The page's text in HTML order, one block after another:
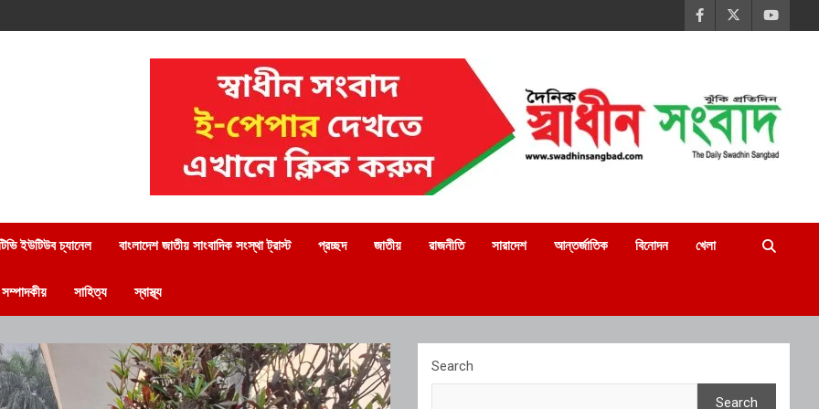
ইউটিউব চ্যানেল বাংলাদেশ জাতীয় সাংবাদিক সংস্থা ট্রাস্ট প্রচ্ছদ জাতীয় রাজনীতি সারাদেশ আন্তর্জাতিক বিনোদন খেলা
সম্পাদকীয় সাহিত্য স্বাস্থ্য
Search
Search